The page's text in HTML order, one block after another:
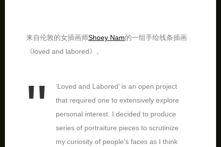
来自伦敦的女插画师Shoey Nam的一组手绘线条插画
《loved and labored》。
‘Loved and Labored’ is an open project
that required one to extensively explore
personal interest. I decided to produce
series of portraiture pieces to scrutinize
my curiosity of people’s faces as I think